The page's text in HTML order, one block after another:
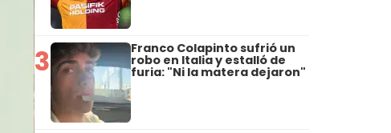
3 Franco Colapinto sufrió un
robo en Italia y estalló de
furia: "Ni la matera dejaron"